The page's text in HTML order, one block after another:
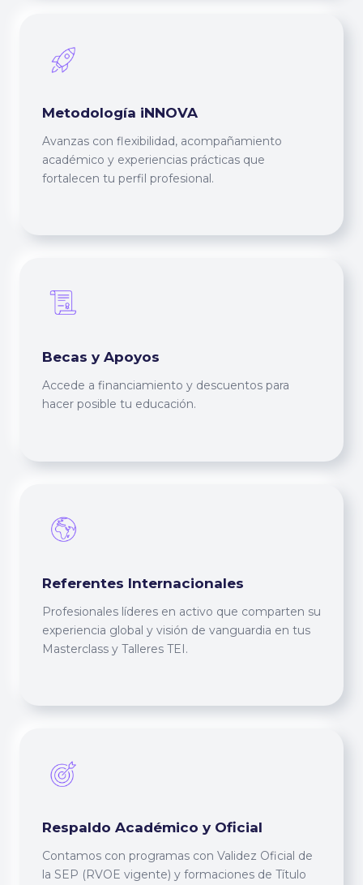
Metodología iNNOVA
Avanzas con flexibilidad, acompañamiento
académico y experiencias prácticas que
fortalecen tu perfil profesional.
Becas y Apoyos
Accede a financiamiento y descuentos para
hacer posible tu educación.
Referentes Internacionales
Profesionales líderes en activo que comparten su
experiencia global y visión de vanguardia en tus
Masterclass y Talleres TEI.
Respaldo Académico y Oficial
Contamos con programas con Validez Oficial de
la SEP (RVOE vigente) y formaciones de Título